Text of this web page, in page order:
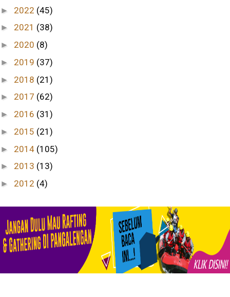
► 2022 (45)
► 2021 (38)
► 2020 (8)
► 2019 (37)
► 2018 (21)
► 2017 (62)
► 2016 (31)
► 2015 (21)
► 2014 (105)
► 2013 (13)
► 2012 (4)